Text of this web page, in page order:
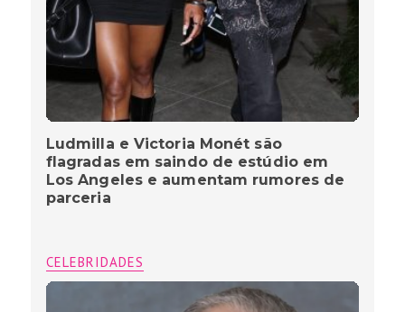
Ludmilla e Victoria Monét são
flagradas em saindo de estúdio em
Los Angeles e aumentam rumores de
parceria
CELEBRIDADES